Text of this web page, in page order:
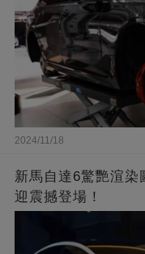
2024/11/18
新馬自達6驚艷渲染
迎震撼登場！